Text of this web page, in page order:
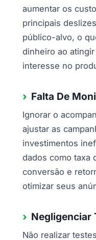
aumentar os
principais
público-alvo, o
dinheiro ao
interesse no
Falta De
Ignorar o
ajustar as
investimentos
dados como taxa
conversão e
otimizar seus
Negligenciar
Não realizar